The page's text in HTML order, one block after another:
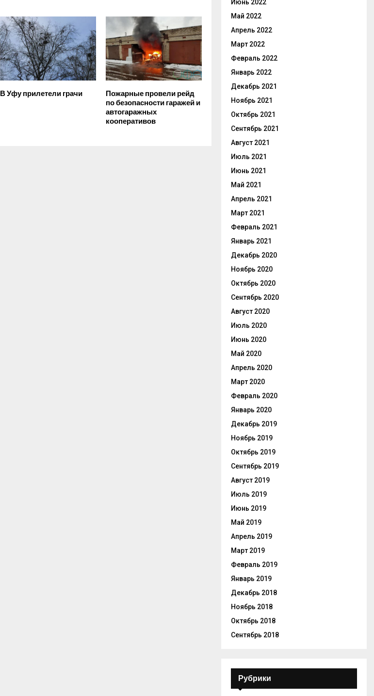
В Уфу прилетели грачи
Пожарные провели рейд
по безопасности гаражей и
автогаражных
кооперативов
Июнь 2022
Май 2022
Апрель 2022
Март 2022
Февраль 2022
Январь 2022
Декабрь 2021
Ноябрь 2021
Октябрь 2021
Сентябрь 2021
Август 2021
Июль 2021
Июнь 2021
Май 2021
Апрель 2021
Март 2021
Февраль 2021
Январь 2021
Декабрь 2020
Ноябрь 2020
Октябрь 2020
Сентябрь 2020
Август 2020
Июль 2020
Июнь 2020
Май 2020
Апрель 2020
Март 2020
Февраль 2020
Январь 2020
Декабрь 2019
Ноябрь 2019
Октябрь 2019
Сентябрь 2019
Август 2019
Июль 2019
Июнь 2019
Май 2019
Апрель 2019
Март 2019
Февраль 2019
Январь 2019
Декабрь 2018
Ноябрь 2018
Октябрь 2018
Сентябрь 2018
Рубрики